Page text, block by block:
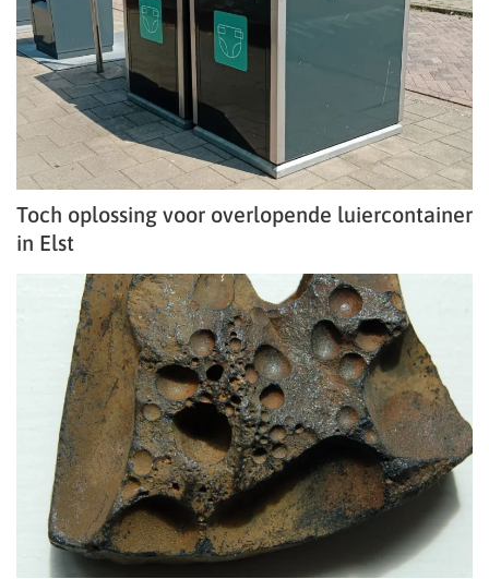
Toch oplossing voor overlopende luiercontainer
in Elst